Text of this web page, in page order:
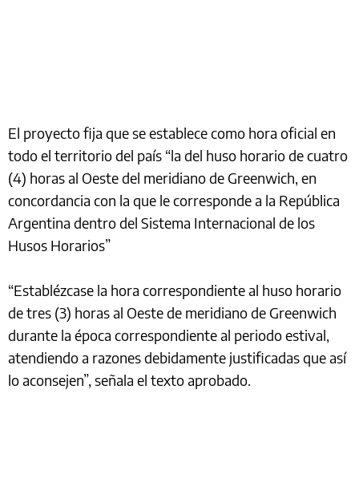
El proyecto fija que se establece como hora oficial en
todo el territorio del país “la del huso horario de cuatro
(4) horas al Oeste del meridiano de Greenwich, en
concordancia con la que le corresponde a la República
Argentina dentro del Sistema Internacional de los
Husos Horarios”
“Establézcase la hora correspondiente al huso horario
de tres (3) horas al Oeste de meridiano de Greenwich
durante la época correspondiente al periodo estival,
atendiendo a razones debidamente justificadas que así
lo aconsejen”, señala el texto aprobado.